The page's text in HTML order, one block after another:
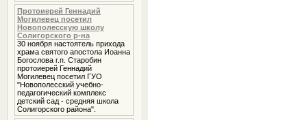
Протоиерей Геннадий
Могилевец посетил
Новополесскую школу
Солигорского р-на
30 ноября настоятель прихода
храма святого апостола Иоанна
Богослова г.п. Старобин
протоиерей Геннадий
Могилевец посетил ГУО
"Новополесский учебно-
педагогический комплекс
детский сад - средняя школа
Солигорского района".